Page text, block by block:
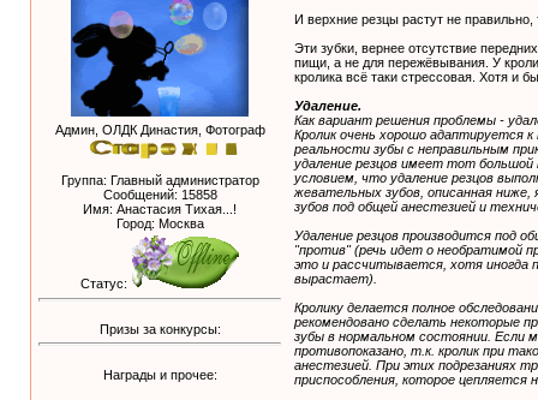
Админ, ОЛДК Династия, Фотограф
Группа: Главный администратор
Сообщений: 15858
Имя: Анастасия Тихая...!
Город: Москва
Статус:
Призы за конкурсы:
Награды и прочее:
И верхние резцы растут не
Эти зубки, вернее отсутствие
пищи, а не для пережёвывания. У
кролика всё таки стрессовая. Хотя и
Удаление.
Как вариант решения проблемы -
Кролик очень хорошо адаптируется
реальности зубы с неправильным
удаление резцов имеет тот
условием, что удаление резцов
жевательных зубов, описанная ниже,
зубов под общей анестезией и
Удаление резцов производится под
"против" (речь идет о необратимой
это и рассчитывается, хотя иногда
вырастает).
Кролику делается полное
рекомендовано сделать некоторые
зубы в нормальном состоянии. Если
противопоказано, т.к. кролик при
анестезией. При этих подрезаниях
приспособления, которое цепляется